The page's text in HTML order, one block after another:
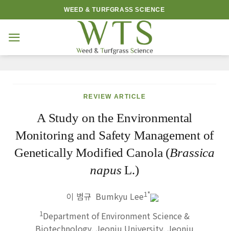
to
content
WEED & TURFGRASS SCIENCE
REVIEW ARTICLE
A Study on the Environmental
Monitoring and Safety Management of
Genetically Modified Canola (Brassica
napus L.)
이 범규 Bumkyu Lee1*
1Department of Environment Science &
Biotechnology, Jeonju University, Jeonju